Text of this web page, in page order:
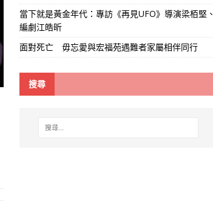
當下就是黃金年代：專訪《再見UFO》導演梁栢堅、
編劇江皓昕
面對死亡 毋忘愛與宏福苑遇難者家屬相伴同行
搜尋